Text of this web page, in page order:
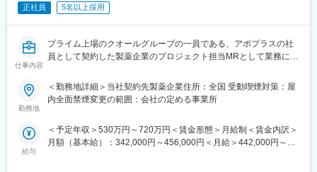
ています。内資・外資の新薬メーカー、ジェネリックメーカーな
(3)多様なキャリアパス：
MRとしてのキャリアアップはもちろん、キャリアチャレンジ制度
エスト制度を用いて人事・リクルートスタッフ・研修スタッフへ
の挑戦もできる環境が整っています。実際にこちらの制度を活用
て、医師、薬剤師に課題解決するための医薬品情報を提供、副作
用情報を収集を行っていただきます。
正社員 5名以上採用
仕事内容
プライム上場のクオールグループの一員である、アポプラスの社
員として契約した製薬企業のプロジェクト担当MRとして業務に従
当社は「ひとり一人の資質向上とありたい姿の実現を」という方
針を掲げ、育成プログラムの充実やMRのフォロー体制に力を入れ
■当社の魅力：
勤務地
＜勤務地詳細＞当社契約先製薬企業住所：全国 受動喫煙対策：屋
内全面禁煙変更の範囲：会社の定める事業所
給与
＜予定年収＞530万円～720万円＜賃金形態＞月給制＜賃金内訳＞
月額（基本給）：342,000円～456,000円＜月給＞442,000円～